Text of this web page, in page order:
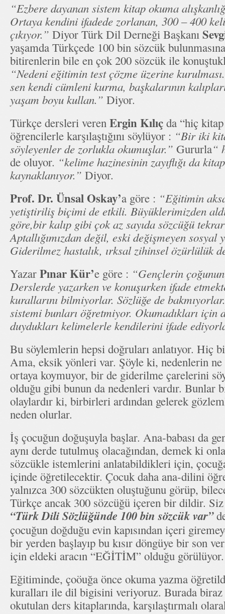
“Ezbere dayanan sistem kitap okuma
Ortaya kendini ifadede zorlanan, 300 – 400
çıkıyor.” Diyor Türk Dil Derneği Başkanı
yaşamda Türkçede 100 bin sözcük
bitirenlerin bile en çok 200 sözcük ile
“Nedeni eğitimin test çözme üzerine
sen kendi cümleni kurma, başkalarının
yaşam boyu kullan.” Diyor.
Türkçe dersleri veren Ergin Kılıç da “hiç
öğrencilerle karşılaştığını söylüyor : “Bir iki
söyleyenler de zorlukla okumuşlar.” Gururla“
de oluyor. “kelime hazinesinin zayıflığı da
kaynaklanıyor.” Diyor.
Prof. Dr. Ünsal Oskay’a göre : “Eğitimin
yetiştiriliş biçimi de etkili. Büyüklerimizden
göre,bir kalıp gibi çok az sayıda sözcüğü
Aptallığımızdan değil, eski değişmeyen sosyal
Giderilmez hastalık, ırksal zihinsel özürlülük
Yazar Pınar Kür’e göre : “Gençlerin
Derslerde yazarken ve konuşurken ifade
kurallarını bilmiyorlar. Sözlüğe de
sistemi bunları öğretmiyor. Okumadıkları için
duydukları kelimelerle kendilerini ifade
Bu söylemlerin hepsi doğruları anlatıyor. Hiç
Ama, eksik yönleri var. Şöyle ki, nedenlerin ne
ortaya koymuyor, bir de giderilme çarelerini
olduğu gibi bunun da nedenleri vardır. Bunlar
olaylardır ki, birbirleri ardından gelerek
neden olurlar.
İş çocuğun doğuşuyla başlar. Ana-babası da
aynı derde tutulmuş olacağından, demek ki
sözcükle istemlerini anlatabildikleri için,
içinde öğretilecektir. Çocuk daha ana-dilini
yalnızca 300 sözcükten oluştuğunu görüp,
Türkçe ancak 300 sözcüğü içeren bir dildir.
“Türk Dili Sözlüğünde 100 bin sözcük var”
çocuğun doğduğu evin kapısından içeri
bir yerden başlayıp bu kısır döngüye bir son
için eldeki aracın “EĞİTİM” olduğu görülüyor.
Eğitiminde, çoöuğa önce okuma yazma
kuralları ile dil bigisini veriyoruz. Burada
okutulan ders kitaplarında, karşılaştırmalı